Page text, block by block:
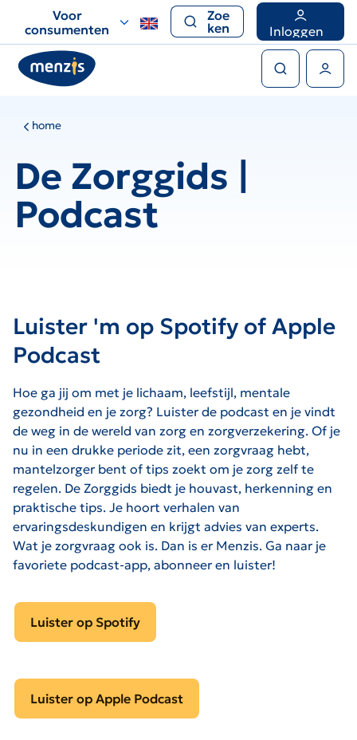
voor
snelle
navigatie
Voor
consumenten
Zoe
ken
Inloggen
home
De Zorggids |
Podcast
Luister 'm op Spotify of Apple
Podcast
Hoe ga jij om met je lichaam, leefstijl, mentale
gezondheid en je zorg? Luister de podcast en je vindt
de weg in de wereld van zorg en zorgverzekering. Of je
nu in een drukke periode zit, een zorgvraag hebt,
mantelzorger bent of tips zoekt om je zorg zelf te
regelen. De Zorggids biedt je houvast, herkenning en
praktische tips. Je hoort verhalen van
ervaringsdeskundigen en krijgt advies van experts.
Wat je zorgvraag ook is. Dan is er Menzis. Ga naar je
favoriete podcast-app, abonneer en luister!
Luister op Spotify
Luister op Apple Podcast